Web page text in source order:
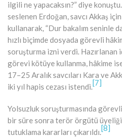
ilgili ne yapacaksın?” diye
seslenen Erdoğan, savcı Akkaş
kullanarak, “Dur bakalım seninle
hızlı biçimde dosyada görevli
soruşturma izni verdi. Hazırlanan
görevi kötüye kullanma, hâkime
17–25 Aralık savcıları Kara ve
iki yıl hapis cezası istendi.[7]
Yolsuzluk soruşturmasında
bir süre sonra terör örgütü üyeliği
tutuklama kararları çıkarıldı.[8]